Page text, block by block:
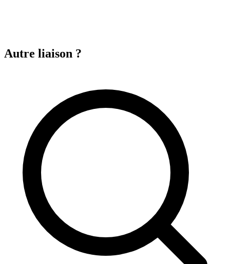
Autre liaison ?